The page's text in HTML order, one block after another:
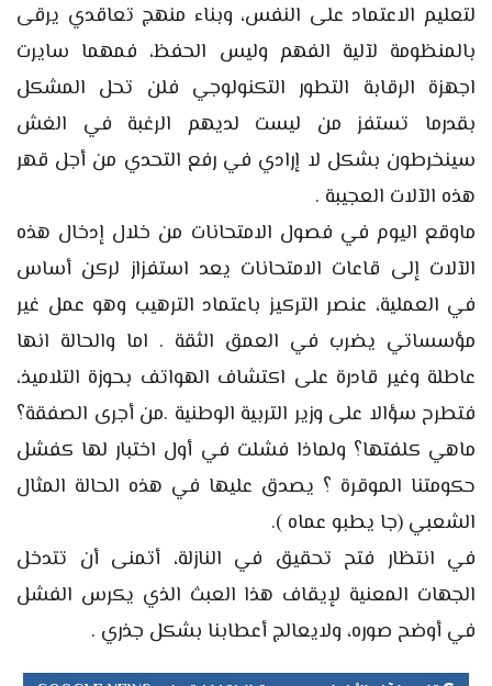
لتعليم الاعتماد على النفس، وبناء منهج تعاقدي يرقى
بالمنظومة لآلية الفهم وليس الحفظ، فمهما سايرت
اجهزة الرقابة التطور التكنولوجي فلن تحل المشكل
بقدرما تستفز من ليست لديهم الرغبة في الغش
سينخرطون بشكل لا إرادي في رفع التحدي من أجل قهر
هذه الآلات العجيبة .
ماوقع اليوم في فصول الامتحانات من خلال إدخال هذه
الآلات إلى قاعات الامتحانات يعد استفزاز لركن أساس
في العملية، عنصر التركيز باعتماد الترهيب وهو عمل غير
مؤسساتي يضرب في العمق الثقة . اما والحالة انها
عاطلة وغير قادرة على اكتشاف الهواتف بحوزة التلاميذ،
فتطرح سؤالا على وزير التربية الوطنية .من أجرى الصفقة؟
ماهي كلفتها؟ ولماذا فشلت في أول اختبار لها كفشل
حكومتنا الموقرة ؟ يصدق عليها في هذه الحالة المثال
الشعبي (جا يطبو عماه ).
في انتظار فتح تحقيق في النازلة، أتمنى أن تتدخل
الجهات المعنية لإيقاف هذا العبث الذي يكرس الفشل
في أوضح صوره، ولايعالج أعطابنا بشكل جذري .